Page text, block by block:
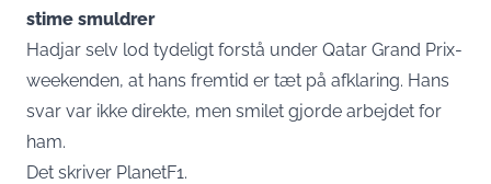
stime smuldrer
Hadjar selv lod tydeligt forstå under Qatar Grand Prix-
weekenden, at hans fremtid er tæt på afklaring. Hans
svar var ikke direkte, men smilet gjorde arbejdet for
ham.
Det skriver PlanetF1.